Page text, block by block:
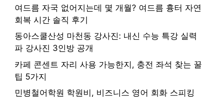
여드름 자국 없어지는데 몇 개월? 여드름 흉터 자연
회복 시간 솔직 후기
동아스쿨산성 마천동 강사진: 내신 수능 특강 실력
파 강사진 3인방 공개
카페 콘센트 자리 사용 가능한지, 충전 좌석 찾는 꿀
팁 5가지
민병철어학원 학원비, 비즈니스 영어 회화 스피킹